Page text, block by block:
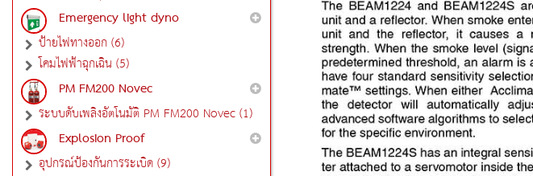
Emergency light dyno
ป้ายไฟทางออก (6)
โคมไฟฟ้าฉุกเฉิน (5)
PM FM200 Novec
ระบบดับเพลิงอัตโนมัติ PM FM200 Novec (1)
Explosion Proof
อุปกรณ์ป้องกันการระเบิด (9)